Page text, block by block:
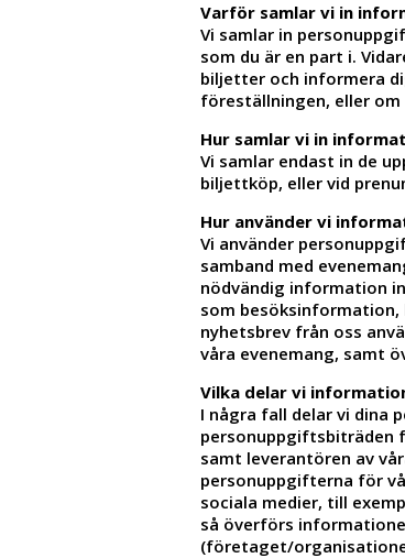
Varför samlar vi in
Vi samlar in
som du är en part i.
biljetter och informera
föreställningen, eller
Hur samlar vi in
Vi samlar endast in de
biljettköp, eller vid
Hur använder vi
Vi använder
samband med
nödvändig information
som
nyhetsbrev från oss
våra evenemang, samt
Vilka delar vi
I några fall delar vi dina
personuppgiftsbiträden
samt leverantören av
personuppgifterna för
sociala medier, till
så överförs
(företaget/